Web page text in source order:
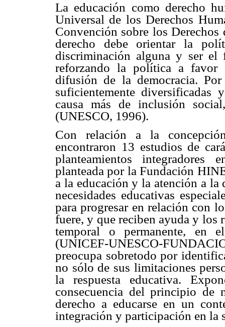
La educación como derecho
Universal de los Derechos
Convención sobre los
derecho debe orientar la
discriminación alguna y ser el
reforzando la política a
difusión de la democracia.
suficientemente
causa más de inclusión
(UNESCO, 1996).
Con relación a la
encontraron 13 estudios de
planteamientos integradores
planteada por la Fundación
a la educación y la atención a la
necesidades educativas
para progresar en relación con
fuere, y que reciben ayuda y los
temporal o permanente, en
(UNICEF-UNESCO-
preocupa sobretodo por
no sólo de sus limitaciones
la respuesta educativa.
consecuencia del principio de
derecho a educarse en un
integración y participación en la